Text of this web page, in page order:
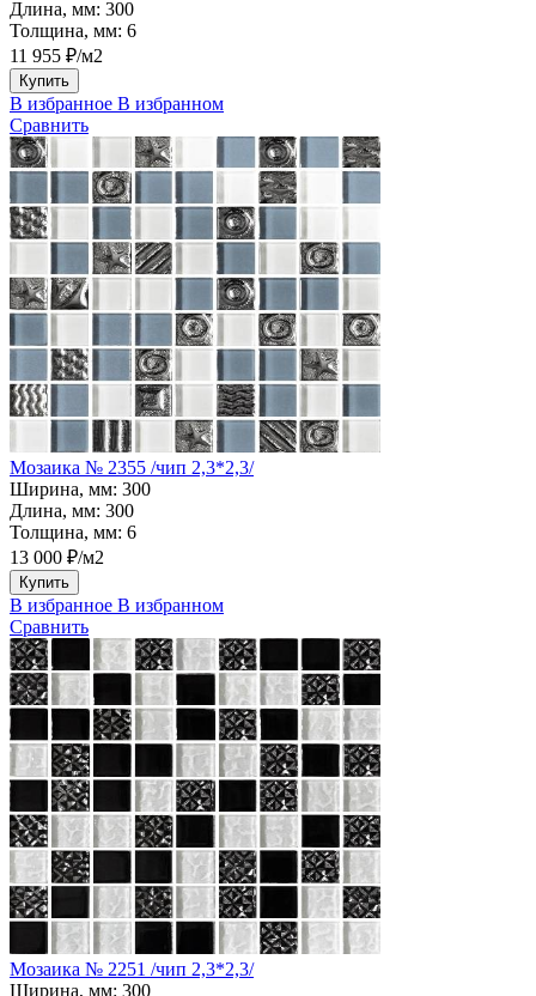
Длина, мм: 300
Толщина, мм: 6
11 955 ₽/м2
Купить
В избранное В избранном
Сравнить
Мозаика № 2355 /чип 2,3*2,3/
Ширина, мм: 300
Длина, мм: 300
Толщина, мм: 6
13 000 ₽/м2
Купить
В избранное В избранном
Сравнить
Мозаика № 2251 /чип 2,3*2,3/
Ширина, мм: 300